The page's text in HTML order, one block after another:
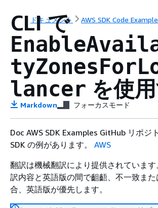
ドキュメント AWS SDK Code
CLI で
lancer を使
Markdown フォーカスモード
Doc AWS SDK Examples GitHub リポジ
SDK の例があります。 AWS
翻訳は機械翻訳により提供されていま
訳内容と英語版の間で齟齬、不一致ま
合、英語版が優先します。